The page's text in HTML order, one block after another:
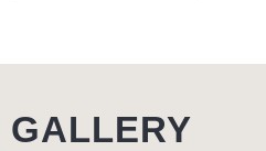
GALLERY